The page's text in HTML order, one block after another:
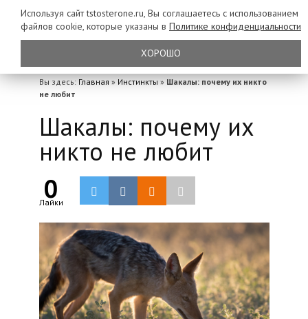
Вы здесь: Главная » Инстинкты » Шакалы: почему их никто
не любит
Шакалы: почему их
никто не любит
0
Лайки
Используя сайт tstosterone.ru, Вы соглашаетесь с использованием
файлов cookie, которые указаны в Политике конфиденциальности
ХОРОШО